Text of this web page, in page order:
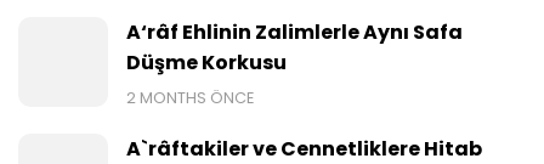
A‘râf Ehlinin Zalimlerle Aynı Safa
Düşme Korkusu
2 MONTHS ÖNCE
A`râftakiler ve Cennetliklere Hitab